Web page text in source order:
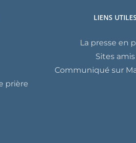
prière
LIENS UTILES
La presse en
Sites amis
Communiqué sur